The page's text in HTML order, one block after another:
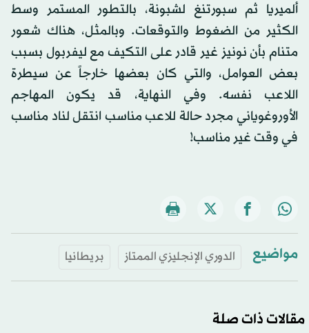
ألميريا ثم سبورتنغ لشبونة، بالتطور المستمر وسط
الكثير من الضغوط والتوقعات. وبالمثل، هناك شعور
متنام بأن نونيز غير قادر على التكيف مع ليفربول بسبب
بعض العوامل، والتي كان بعضها خارجاً عن سيطرة
اللاعب نفسه. وفي النهاية، قد يكون المهاجم
الأوروغوياني مجرد حالة للاعب مناسب انتقل لناد مناسب
في وقت غير مناسب!
مواضيع الدوري الإنجليزي الممتاز بريطانيا
مقالات ذات صلة